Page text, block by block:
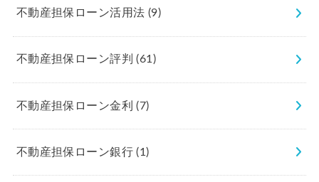
不動産担保ローン活用法 (9)
不動産担保ローン評判(61)
不動産担保ローン金利(7)
不動産担保ローン銀行(1)